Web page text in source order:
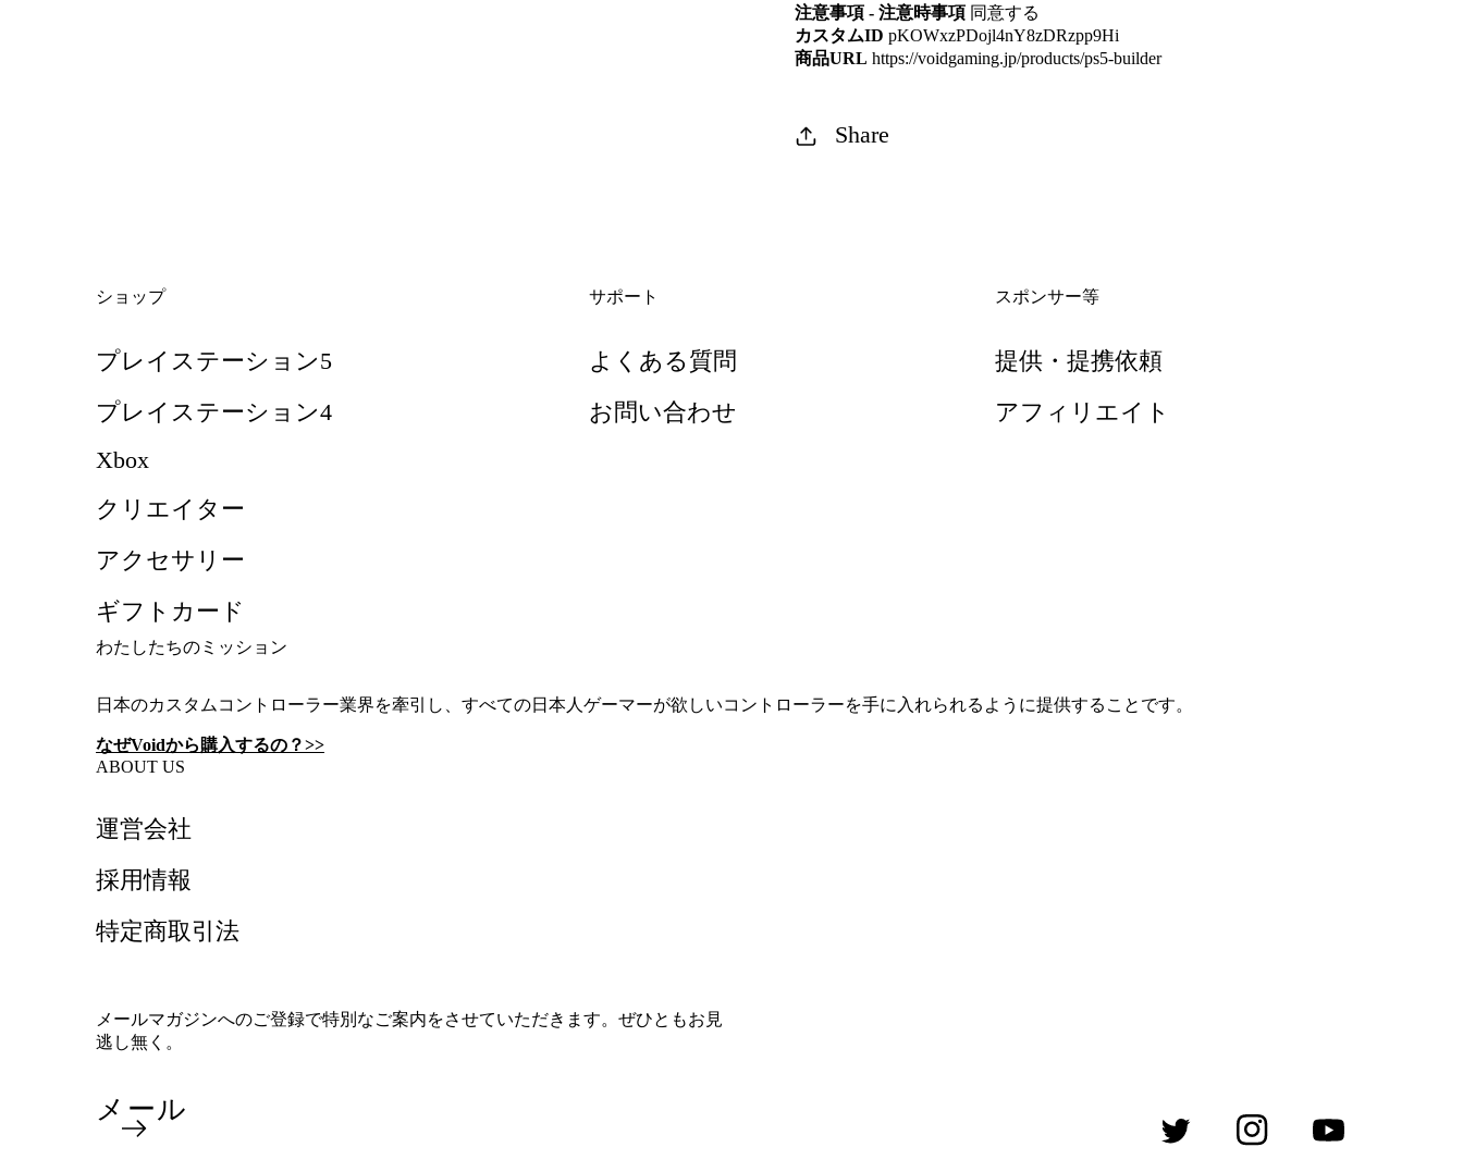
注意事項 - 注意時事項 同意する
カスタムID pKOWxzPDojl4nY8zDRzpp9Hi
商品URL https://voidgaming.jp/products/ps5-builder
Share
ショップ
プレイステーション5
プレイステーション4
Xbox
クリエイター
アクセサリー
ギフトカード
サポート
よくある質問
お問い合わせ
スポンサー等
提供・提携依頼
アフィリエイト
わたしたちのミッション
日本のカスタムコントローラー業界を牽引し、すべての日本人ゲーマーが欲しいコントローラーを手に入れられるように提供することです。
なぜVoidから購入するの？>>
ABOUT US
運営会社
採用情報
特定商取引法
メールマガジンへのご登録で特別なご案内をさせていただきます。ぜひともお見
逃し無く。
メール
Twitter InstagramYouTube